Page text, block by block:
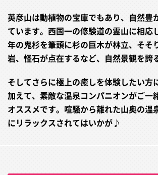
英彦山は動植物の宝庫でもあり、自然豊
ています。西国一の修験道の霊山に相応
年の鬼杉を筆頭に杉の巨木が林立、そそ
岩、怪石が点在するなど、自然景観を誇
そしてさらに極上の癒しを体験したい方
加えて、素敵な温泉コンパニオンがご一
オススメです。喧騒から離れた山奥の温
にリラックスされてはいかが♪